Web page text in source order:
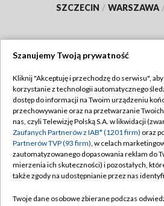
SZCZECIN / WARSZAWA
TVP
Abonament TVP
Emisja w TVP
Centrum informacji TVP
Naziemna Telewizja Cyfrowa
Regulamin
Polityka
Moje zgody
Pomoc
Szanujemy Twoją prywatność
Kliknij "Akceptuję i przechodzę do serwisu",
korzystanie z technologii automatycznego
dostęp do informacji na Twoim urządzeniu
przechowywanie oraz na przetwarzanie
nas, czyli Telewizję Polską S.A. w likwidacji
Zaufanych Partnerów z IAB* (1201 firm) oraz
Partnerów TVP (93 firm), w celach
zautomatyzowanego dopasowania reklam do
mierzenia ich skuteczności) i pozostałych,
także zgody na udostępnianie przez nas
Twoje dane osobowe zbierane podczas